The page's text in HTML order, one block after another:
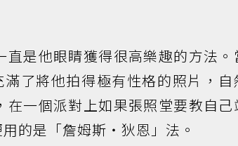
是他眼睛獲得很高樂趣的方法。
了將他拍得極有性格的照片，自
一個派對上如果張照堂要教自己
的是「詹姆斯‧狄恩」法。